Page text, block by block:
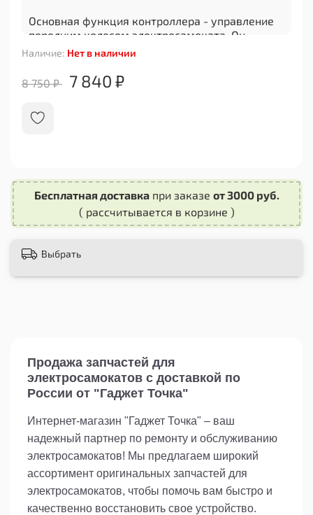
Наличие: Нет в наличии
8 750 ₽ 7 840 ₽
Основная функция контроллера - управление
передним колесом электросамоката. Он
отвечает за подачу сигнала на мотор,
ускорения. Благодаря этому компоненту вы
сможете наслаждаться комфортной ездой на
перегрузки и короткого замыкания, что
повышает безопасность использования.
Заказывая контроллер передний для
оригинальное качество по доступной цене.
Не допускайте поломок и простоев вашего
самоката - приобретите контроллер передний
для электросамоката Kugoo GX Jilong прямо
сейчас и продолжайте наслаждаться
Бесплатная доставкапри заказе от 3000 руб.
( рассчитывается в корзине )
Выбрать
Продажа запчастей для
электросамокатов с доставкой по
России от "Гаджет Точка"
Интернет-магазин "Гаджет Точка" – ваш
надежный партнер по ремонту и обслуживанию
электросамокатов! Мы предлагаем широкий
ассортимент оригинальных запчастей для
электросамокатов, чтобы помочь вам быстро и
качественно восстановить свое устройство.